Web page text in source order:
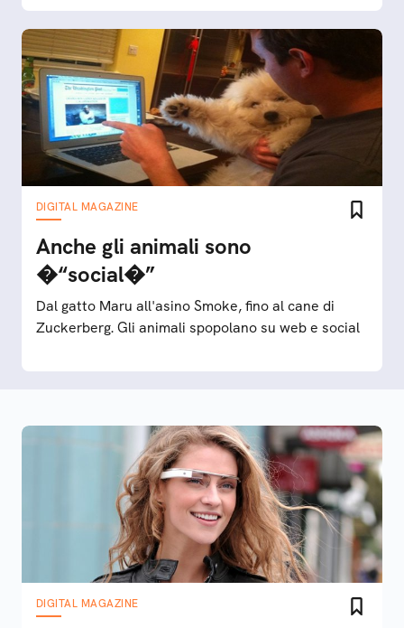
DIGITAL MAGAZINE
Anche gli animali sono
�“social�”
Dal gatto Maru all'asino Smoke, fino al cane di
Zuckerberg. Gli animali spopolano su web e social
DIGITAL MAGAZINE